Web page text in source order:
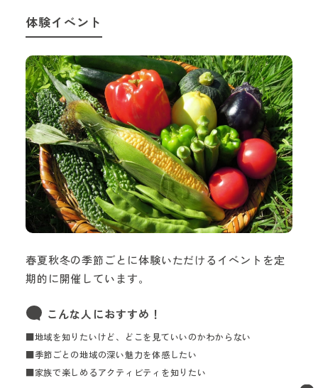
体験イベント
春夏秋冬の季節ごとに体験いただけるイベントを定
期的に開催しています。
こんな人におすすめ！
■地域を知りたいけど、どこを見ていいのかわからない
■季節ごとの地域の深い魅力を体感したい
■家族で楽しめるアクティビティを知りたい